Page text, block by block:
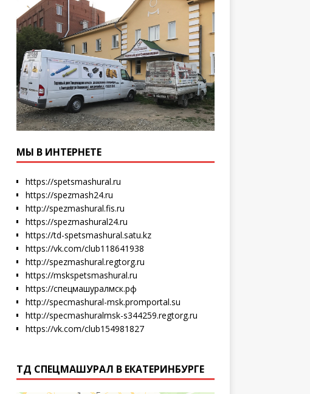
МЫ В ИНТЕРНЕТЕ
https://spetsmashural.ru
https://spezmash24.ru
http://spezmashural.fis.ru
https://spezmashural24.ru
https://td-spetsmashural.satu.kz
https://vk.com/club118641938
http://spezmashural.regtorg.ru
https://mskspetsmashural.ru
https://спецмашуралмск.рф
http://specmashural-msk.promportal.su
http://specmashuralmsk-s344259.regtorg.ru
https://vk.com/club154981827
ТД СПЕЦМАШУРАЛ В ЕКАТЕРИНБУРГЕ